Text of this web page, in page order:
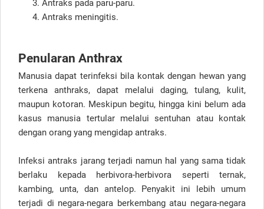
Antraks pada paru-paru.
Antraks meningitis.
Penularan Anthrax
Manusia dapat terinfeksi bila kontak dengan hewan yang
terkena anthraks, dapat melalui daging, tulang, kulit,
maupun kotoran. Meskipun begitu, hingga kini belum ada
kasus manusia tertular melalui sentuhan atau kontak
dengan orang yang mengidap antraks.
Infeksi antraks jarang terjadi namun hal yang sama tidak
berlaku kepada herbivora-herbivora seperti ternak,
kambing, unta, dan antelop. Penyakit ini lebih umum
terjadi di negara-negara berkembang atau negara-negara